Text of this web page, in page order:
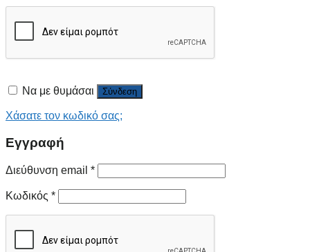
Να με θυμάσαι Σύνδεση
Χάσατε τον κωδικό σας;
Εγγραφή
Διεύθυνση email *
Κωδικός *